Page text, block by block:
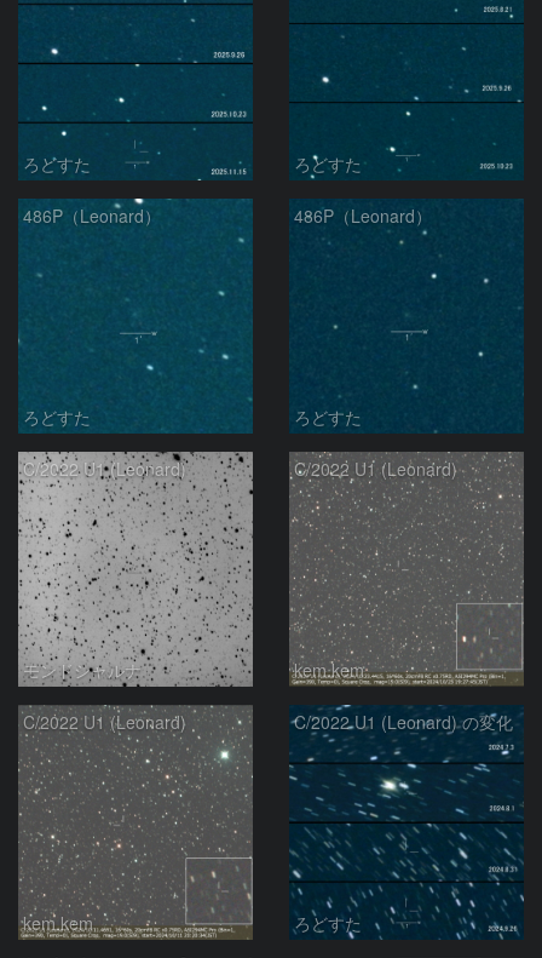
ろどすた ろどすた
486P（Leonard）
ろどすた
486P（Leonard）
ろどすた
C/2022 U1 (Leonard)
モンドシャルナ
C/2022 U1 (Leonard)
kem.kem
C/2022 U1 (Leonard)
kem.kem
C/2022 U1 (Leonard) の変化
ろどすた